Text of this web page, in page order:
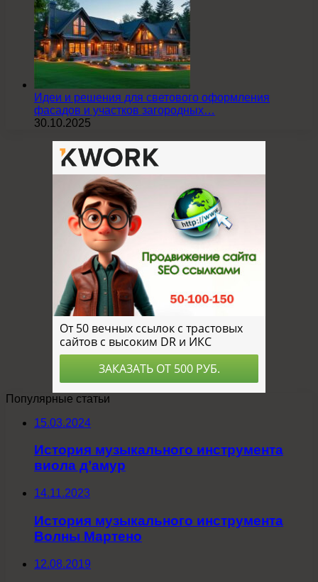
Идеи и решения для светового оформления
фасадов и участков загородных…
30.10.2025
Популярные статьи
15.03.2024
История музыкального инструмента
виола д’амур
14.11.2023
История музыкального инструмента
Волны Мартено
12.08.2019